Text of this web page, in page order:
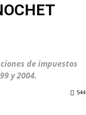
de impuestos
y 2004.
544